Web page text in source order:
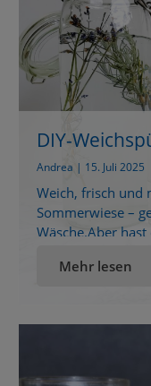
DIY-
Lavendel
Andrea | 15. Juli 2025
Weich, frisch und
Sommerwiese –
Wäsche.Aber
Mikroplastik,
nicht nur sanft
Mehr lesen